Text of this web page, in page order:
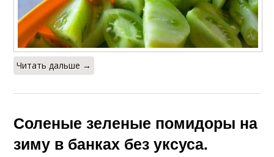
Читать дальше →
Соленые зеленые помидоры на
зиму в банках без уксуса.